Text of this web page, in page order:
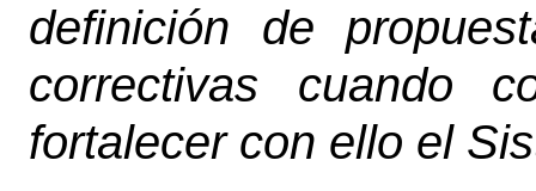
definición de
correctivas cuando
fortalecer con ello el